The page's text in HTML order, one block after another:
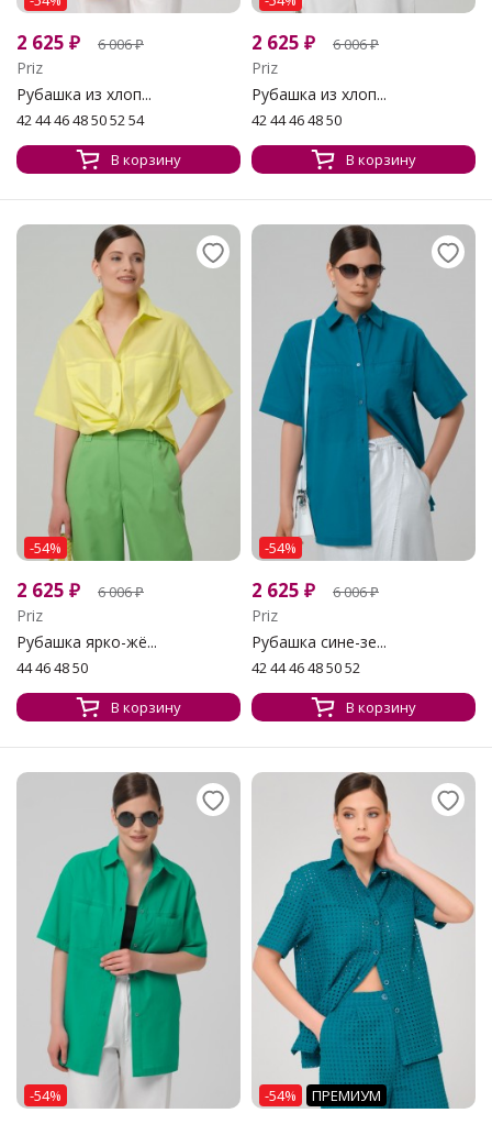
2 625 ₽ 6 006₽
Priz
Рубашка из хлоп...
42 44 46 48 50 52 54
В корзину
2 625 ₽ 6 006₽
Priz
Рубашка из хлоп...
42 44 46 48 50
В корзину
-54%
2 625 ₽ 6 006₽
Priz
Рубашка ярко-жё...
44 46 48 50
В корзину
-54%
2 625 ₽ 6 006₽
Priz
Рубашка сине-зе...
42 44 46 48 50 52
В корзину
-54% -54% ПРЕМИУМ